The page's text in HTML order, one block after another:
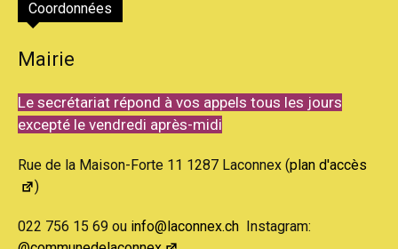
Coordonnées
Mairie
Le secrétariat répond à vos appels tous les jours
excepté le vendredi après-midi
Rue de la Maison-Forte 11 1287 Laconnex (plan d'accès
)
022 756 15 69 ou info@laconnex.ch Instagram: